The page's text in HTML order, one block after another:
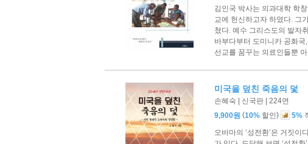
김인국 박사는 의과대학 학
교에 헌신하고자 하였다. 그
쳤다. 예수 그리스도의 발자
바부다부터 도미니카 공화
선교를 꿈꾸는 의료인들뿐
미국을 덮친 죽음의 덫
손혜숙 | 신국판 | 224면
9,900원 (10% 할인) 5%
오바마의 ‘성전환’은 거짓이